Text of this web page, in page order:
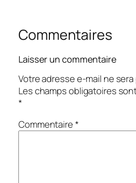
Commentaires
Laisser un commentaire
Votre adresse e-mail ne
Les champs obligatoires
*
Commentaire*